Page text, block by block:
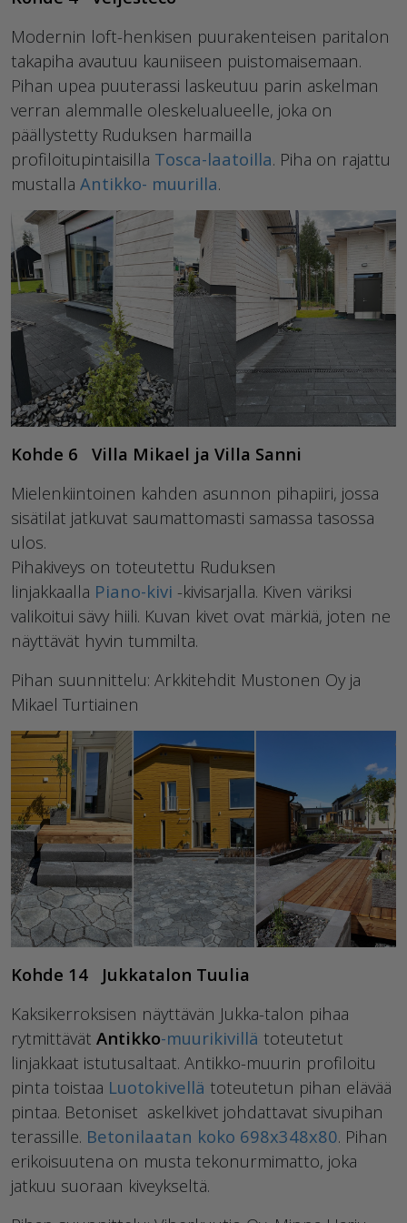
Modernin loft-henkisen puurakenteisen paritalon
takapiha avautuu kauniiseen puistomaisemaan.
Pihan upea puuterassi laskeutuu parin askelman
verran alemmalle oleskelualueelle, joka on
päällystetty Ruduksen harmailla
profiloitupintaisilla Tosca-laatoilla. Piha on rajattu
mustalla Antikko- muurilla.
Kohde 6 Villa Mikael ja Villa Sanni
Mielenkiintoinen kahden asunnon pihapiiri, jossa
sisätilat jatkuvat saumattomasti samassa tasossa
ulos.
Pihakiveys on toteutettu Ruduksen
linjakkaalla Piano-kivi -kivisarjalla. Kiven väriksi
valikoitui sävy hiili. Kuvan kivet ovat märkiä, joten ne
näyttävät hyvin tummilta.
Pihan suunnittelu: Arkkitehdit Mustonen Oy ja
Mikael Turtiainen
Kohde 14 Jukkatalon Tuulia
Kaksikerroksisen näyttävän Jukka-talon pihaa
rytmittävät Antikko-muurikivillä toteutetut
linjakkaat istutusaltaat. Antikko-muurin profiloitu
pinta toistaa Luotokivellä toteutetun pihan elävää
pintaa. Betoniset askelkivet johdattavat sivupihan
terassille. Betonilaatan koko 698x348x80. Pihan
erikoisuutena on musta tekonurmimatto, joka
jatkuu suoraan kiveykseltä.